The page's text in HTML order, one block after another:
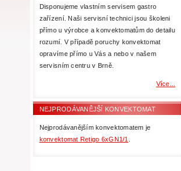
Disponujeme vlastním servisem gastro
zařízení. Naši servisní technici jsou školeni
přímo u výrobce a konvektomatům do detailu
rozumí. V případě poruchy konvektomat
opravíme přímo u Vás a nebo v našem
servisním centru v Brně.
Více...
NEJPRODÁVANĚJŠÍ KONVEKTOMAT
Nejprodávanějším konvektomatem je
konvektomat Retigo 6xGN1/1